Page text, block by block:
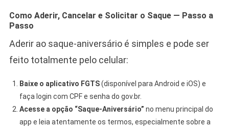
Como Aderir, Cancelar e Solicitar o Saque — Passo a
Passo
Aderir ao saque-aniversário é simples e pode ser
feito totalmente pelo celular:
Baixe o aplicativo FGTS(disponível para Android e iOS) e
faça login com CPF e senha do gov.br.
Acesse a opção “Saque-Aniversário” no menu principal do
app e leia atentamente os termos, especialmente sobre a